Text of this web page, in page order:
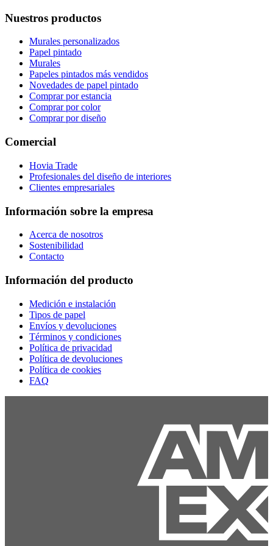
Nuestros productos
Murales personalizados
Papel pintado
Murales
Papeles pintados más vendidos
Novedades de papel pintado
Comprar por estancia
Comprar por color
Comprar por diseño
Comercial
Hovia Trade
Profesionales del diseño de interiores
Clientes empresariales
Información sobre la empresa
Acerca de nosotros
Sostenibilidad
Contacto
Información del producto
Medición e instalación
Tipos de papel
Envíos y devoluciones
Términos y condiciones
Política de privacidad
Política de devoluciones
Política de cookies
FAQ